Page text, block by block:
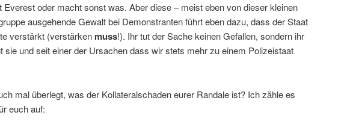
Everest oder macht sonst was. Aber diese – meist eben von dieser kleinen
ausgehende Gewalt bei Demonstranten führt eben dazu, dass der Staat
verstärkt (verstärken muss!). Ihr tut der Sache keinen Gefallen, sondern ihr
sie und seit einer der Ursachen dass wir stets mehr zu einem Polizeistaat
mal überlegt, was der Kollateralschaden eurer Randale ist? Ich zähle es
euch auf: